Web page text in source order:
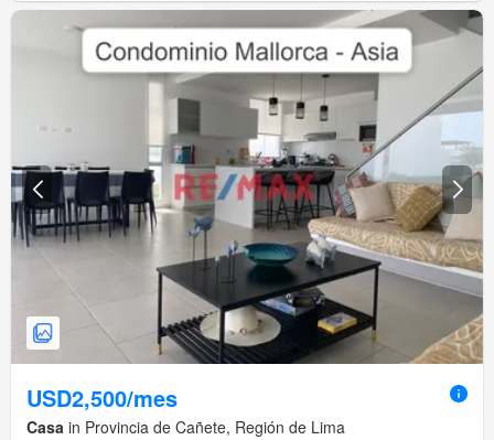
USD2,500/mes
Casa in Provincia de Cañete, Región de Lima